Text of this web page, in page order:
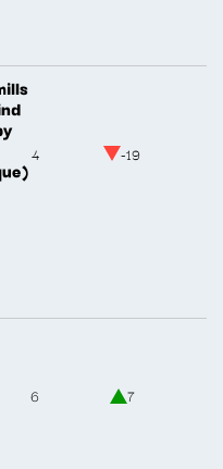
4 -19
6 7